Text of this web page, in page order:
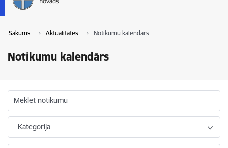
Sākums Aktualitātes Notikumu kalendārs
Notikumu kalendārs
Meklēt notikumu
Kategorija